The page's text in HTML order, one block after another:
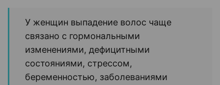
У женщин выпадение волос чаще
связано с гормональными
изменениями, дефицитными
состояниями, стрессом,
беременностью, заболеваниями